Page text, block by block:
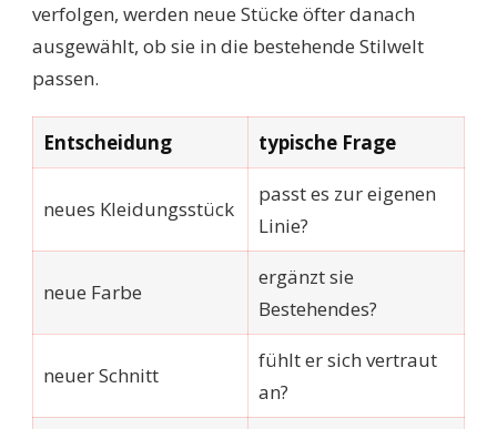
verfolgen, werden neue Stücke öfter danach
ausgewählt, ob sie in die bestehende Stilwelt
passen.
Entscheidung typische Frage
neues Kleidungsstück
passt es zur eigenen
Linie?
neue Farbe
ergänzt sie
Bestehendes?
neuer Schnitt
fühlt er sich vertraut
an?